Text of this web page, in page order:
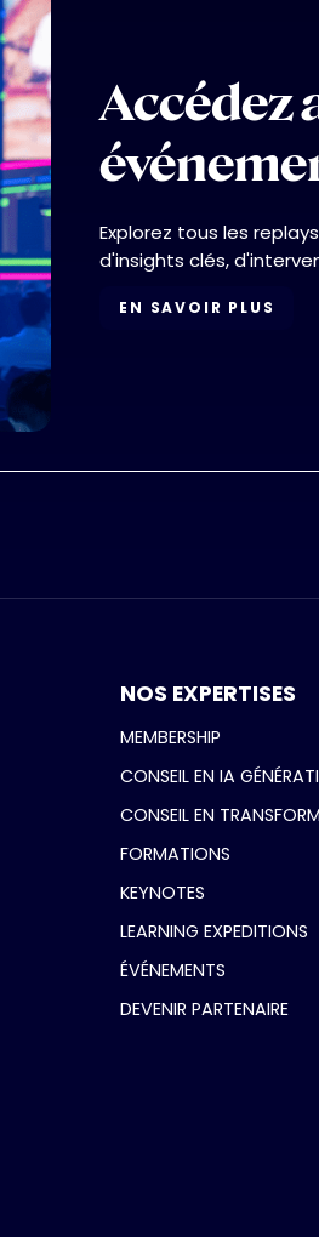
Accédez
Explorez tous les
d'insights clés,
EN SAVOIR PLUS
NOS EXPERTISES
MEMBERSHIP
CONSEIL EN IA
CONSEIL EN
FORMATIONS
KEYNOTES
LEARNING EXPEDITIONS
ÉVÉNEMENTS
DEVENIR PARTENAIRE